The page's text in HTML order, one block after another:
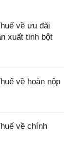
về ưu đãi
xuất tinh bột
về hoàn nộp
về chính